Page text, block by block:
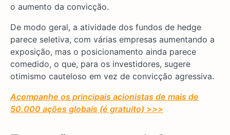
o aumento da convicção.
De modo geral, a atividade dos fundos de hedge
parece seletiva, com várias empresas aumentando a
exposição, mas o posicionamento ainda parece
comedido, o que, para os investidores, sugere
otimismo cauteloso em vez de convicção agressiva.
Acompanhe os principais acionistas de mais de
50.000 ações globais (é gratuito) >>>